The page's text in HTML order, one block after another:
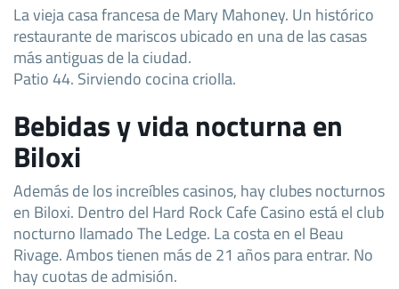
La vieja casa francesa de Mary Mahoney. Un histórico
restaurante de mariscos ubicado en una de las casas
más antiguas de la ciudad.
Patio 44. Sirviendo cocina criolla.
Bebidas y vida nocturna en
Biloxi
Además de los increíbles casinos, hay clubes nocturnos
en Biloxi. Dentro del Hard Rock Cafe Casino está el club
nocturno llamado The Ledge. La costa en el Beau
Rivage. Ambos tienen más de 21 años para entrar. No
hay cuotas de admisión.